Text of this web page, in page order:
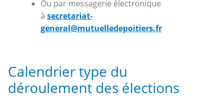
Ou par messagerie électronique
à secretariat-
general@mutuelledepoitiers.fr
Calendrier type du
déroulement des élections